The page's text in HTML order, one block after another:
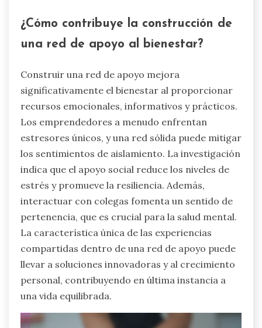
¿Cómo contribuye la construcción de
una red de apoyo al bienestar?
Construir una red de apoyo mejora
significativamente el bienestar al proporcionar
recursos emocionales, informativos y prácticos.
Los emprendedores a menudo enfrentan
estresores únicos, y una red sólida puede mitigar
los sentimientos de aislamiento. La investigación
indica que el apoyo social reduce los niveles de
estrés y promueve la resiliencia. Además,
interactuar con colegas fomenta un sentido de
pertenencia, que es crucial para la salud mental.
La característica única de las experiencias
compartidas dentro de una red de apoyo puede
llevar a soluciones innovadoras y al crecimiento
personal, contribuyendo en última instancia a
una vida equilibrada.